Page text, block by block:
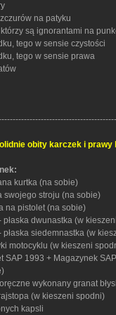
na patyku
są ignorantami na
tego w sensie czystości
tego w sensie prawa
obity karczek i prawy
kurtka (na sobie)
swojego stroju (na sobie)
na pistolet (na sobie)
płaska dwunastka (w
płaska siedemnastka (w
motocyklu (w kieszeni
SAP 1993 + Magazynek
wykonany granat
(w kieszeni spodni)
kapsli